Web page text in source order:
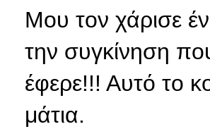
Μου τον χάρισε
την συγκίνηση
έφερε!!! Αυτό το
μάτια.